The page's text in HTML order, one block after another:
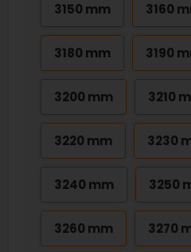
3150 mm 3160
3180 mm 3190
3200 mm 3210
3220 mm 3230
3240 mm 3250
3260 mm 3270